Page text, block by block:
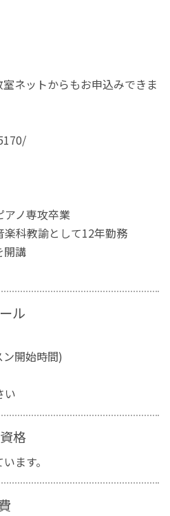
ネットからもお申込みできま
ノ専攻卒業
科教諭として12年勤務
開講
ル
開始時間)
い
格
ます。